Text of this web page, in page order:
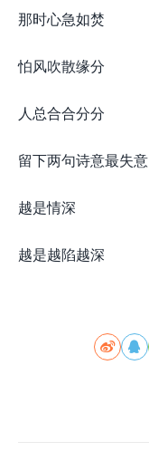
那时心急如焚
怕风吹散缘分
人总合合分分
留下两句诗意最失意
越是情深
越是越陷越深
 